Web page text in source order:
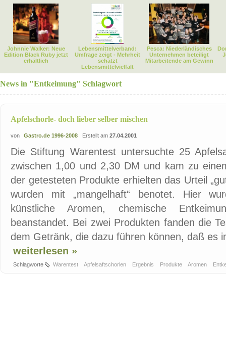
Johnnie Walker: Neue
Edition Black Ruby jetzt
erhältlich
Lebensmittelverband:
Umfrage zeigt - Mehrheit
schätzt
Lebensmittelvielfalt
Pesca: Niederländisches
Unternehmen beteiligt
Mitarbeitende am Gewinn
News in "Entkeimung" Schlagwort
Apfelschorle- doch lieber selber mischen
von Gastro.de 1996-2008 Erstellt am 27.04.2001
Die Stiftung Warentest untersuchte 25
zwischen 1,00 und 2,30 DM und kam zu
der getesteten Produkte erhielten das Urteil
wurden mit „mangelhaft“ benotet. Hier
künstliche Aromen, chemische
beanstandet. Bei zwei Produkten fanden die
dem Getränk, die dazu führen können, daß es
weiterlesen »
Schlagworte Warentest Apfelsaftschorlen Ergebnis Produkte Aromen